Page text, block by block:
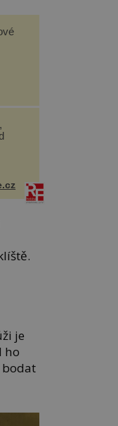
je
ho
bodat